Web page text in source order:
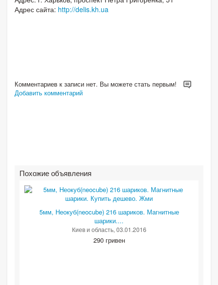
Адрес сайта: http://delis.kh.ua
Комментариев к записи нет. Вы можете стать первым!
Добавить комментарий
Похожие объявления
5мм, Неокуб(neocube) 216 шариков. Магнитные
шарики....
Киев и область, 03.01.2016
290 гривен